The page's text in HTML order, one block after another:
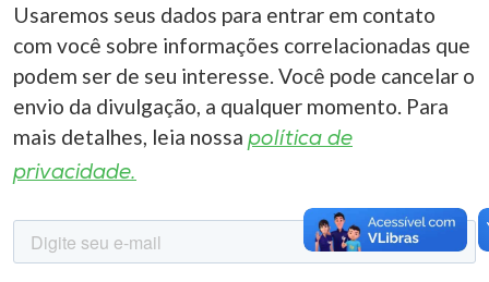
Usaremos seus dados para entrar em contato
com você sobre informações correlacionadas que
podem ser de seu interesse. Você pode cancelar o
envio da divulgação, a qualquer momento. Para
mais detalhes, leia nossa política de
privacidade.